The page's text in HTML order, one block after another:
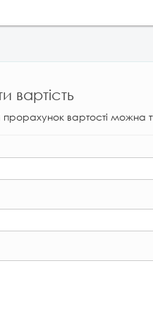
вартість
вартості можна